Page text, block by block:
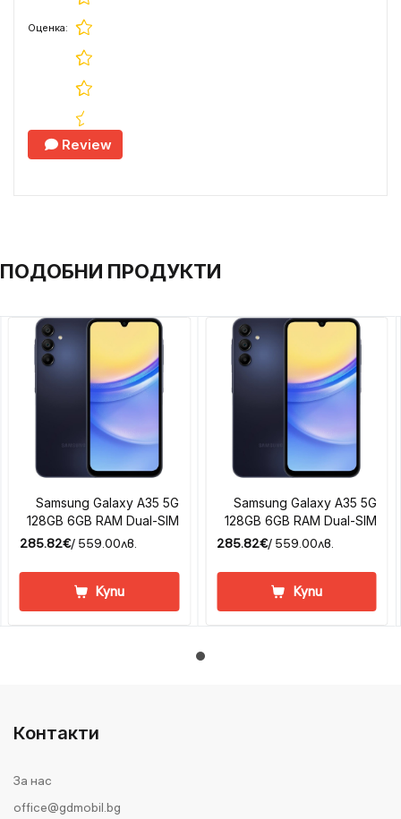
Оценка:
Review
ПОДОБНИ ПРОДУКТИ
Samsung Galaxy A35 5G
128GB 6GB RAM Dual-SIM
285.82€/ 559.00лв.
Купи
Samsung Galaxy A35 5G
128GB 6GB RAM Dual-SIM
285.82€/ 559.00лв.
Купи
Контакти
За нас
office@gdmobil.bg